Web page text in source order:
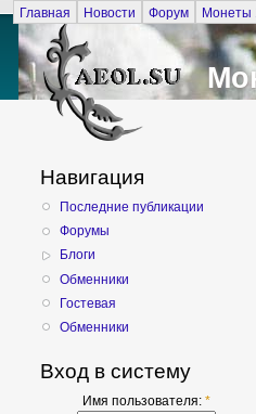
Главная Новости Форум Монеты
Навигация
Последние публикации
Форумы
Блоги
Обменники
Гостевая
Обменники
Вход в систему
Имя пользователя: *